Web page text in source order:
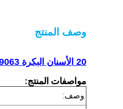
وصف المنتج
20 الأسنان البكرة 109063 مناسبة ل Vector 7000 ، بكرة القاطع التلقائي
مواصفات المنتج:
وصف: